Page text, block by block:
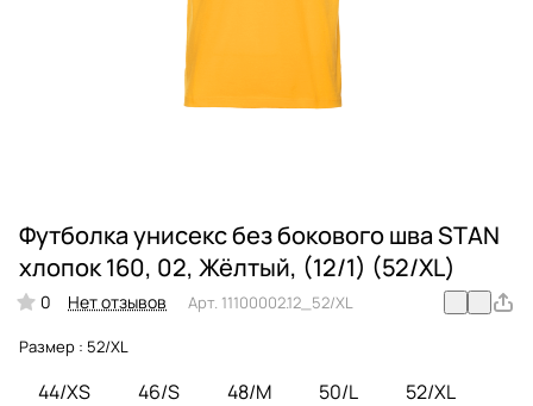
Футболка унисекс без бокового шва STAN
хлопок 160, 02, Жёлтый, (12/1) (52/XL)
0 Нет отзывов Арт. 11100002.12_52/XL
Размер : 52/XL
44/XS 46/S 48/M 50/L 52/XL